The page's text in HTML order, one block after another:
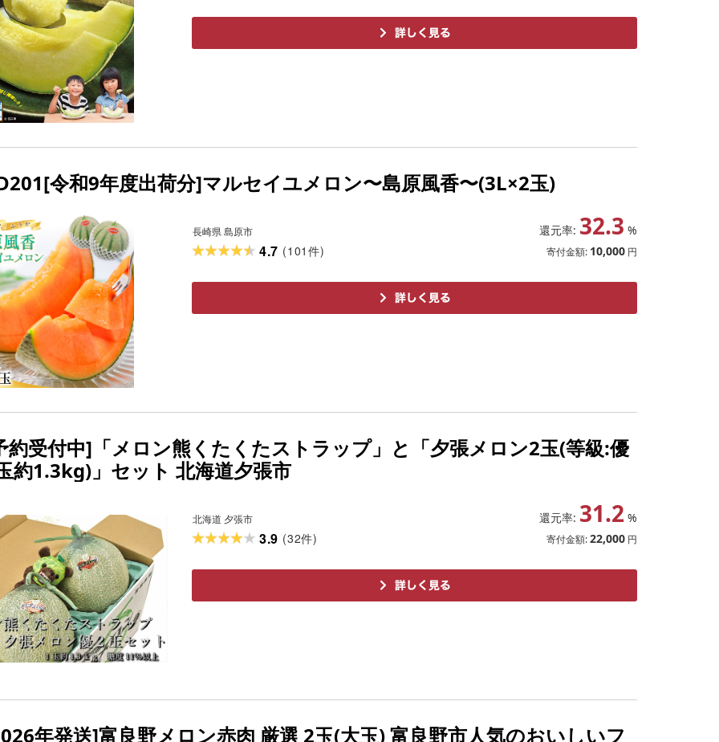
令和9年度出荷分]マルセイユメロン〜島原風香〜(3L×2玉)
長崎県 島原市 還元率: 32.3 %
寄付金額: 10,000 円
4.7 (101 件)
約受付中]「メロン熊くたくたストラップ」と「夕張メロン2玉(等級:優
約1.3kg)」セット 北海道夕張市
北海道 夕張市 還元率: 31.2 %
寄付金額:22,000 円
3.9 (32件)
年発送]富良野メロン赤肉 厳選 2玉(大玉) 富良野市人気のおいしいフ